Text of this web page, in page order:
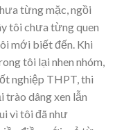
từng mặc, ngồi
tôi chưa từng quen
mới biết đến. Khi
tôi lại nhen nhóm,
nghiệp THPT, thi
trào dâng xen lẫn
vì tôi đã như